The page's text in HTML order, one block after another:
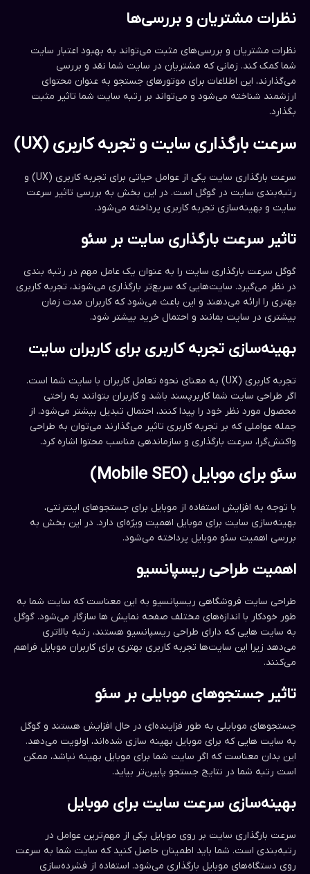
نظرات مشتریان و بررسی‌ها
نظرات مشتریان و بررسی‌های مثبت می‌تواند به بهبود اعتبار سایت
شما کمک کند. زمانی که مشتریان در سایت شما نقد و بررسی
می‌گذارند، این اطلاعات برای موتورهای جستجو به عنوان محتوای
ارزشمند شناخته می‌شود و می‌تواند بر رتبه سایت شما تاثیر مثبت
بگذارد.
سرعت بارگذاری سایت و تجربه کاربری (UX)
سرعت بارگذاری سایت یکی از عوامل حیاتی برای تجربه کاربری (UX) و
رتبه‌بندی سایت در گوگل است. در این بخش به بررسی تاثیر سرعت
سایت و بهینه‌سازی تجربه کاربری پرداخته می‌شود.
تاثیر سرعت بارگذاری سایت بر سئو
گوگل سرعت بارگذاری سایت را به عنوان یک عامل مهم در رتبه بندی
در نظر می‌گیرد. سایت‌هایی که سریع‌تر بارگذاری می‌شوند، تجربه کاربری
بهتری را ارائه می‌دهند و این باعث می‌شود که کاربران مدت زمان
بیشتری در سایت بمانند و احتمال خرید بیشتر شود.
بهینه‌سازی تجربه کاربری برای کاربران سایت
تجربه کاربری (UX) به معنای نحوه تعامل کاربران با سایت شما است.
اگر طراحی سایت شما کاربرپسند باشد و کاربران بتوانند به راحتی
محصول مورد نظر خود را پیدا کنند، احتمال تبدیل بیشتر می‌شود. از
جمله عواملی که بر تجربه کاربری تاثیر می‌گذارند می‌توان به طراحی
واکنش‌گرا، سرعت بارگذاری و سازماندهی مناسب محتوا اشاره کرد.
سئو برای موبایل (Mobile SEO)
با توجه به افزایش استفاده از موبایل برای جستجوهای اینترنتی،
بهینه‌سازی سایت برای موبایل اهمیت ویژه‌ای دارد. در این بخش به
بررسی اهمیت سئو موبایل پرداخته می‌شود.
اهمیت طراحی ریسپانسیو
طراحی سایت فروشگاهی ریسپانسیو به این معناست که سایت شما به
طور خودکار با اندازه‌های مختلف صفحه نمایش ها سازگار می‌شود. گوگل
به سایت هایی که دارای طراحی ریسپانسیو هستند، رتبه بالاتری
می‌دهد زیرا این سایت‌ها تجربه کاربری بهتری برای کاربران موبایل فراهم
می‌کنند.
تاثیر جستجوهای موبایلی بر سئو
جستجوهای موبایلی به طور فزاینده‌ای در حال افزایش هستند و گوگل
به سایت هایی که برای موبایل بهینه سازی شده‌اند، اولویت می‌دهد.
این بدان معناست که اگر سایت شما برای موبایل بهینه نباشد، ممکن
است رتبه شما در نتایج جستجو پایین‌تر بیاید.
بهینه‌سازی سرعت سایت برای موبایل
سرعت بارگذاری سایت بر روی موبایل یکی از مهم‌ترین عوامل در
رتبه‌بندی است. شما باید اطمینان حاصل کنید که سایت شما به سرعت
روی دستگاه‌های موبایل بارگذاری می‌شود. استفاده از فشرده‌سازی